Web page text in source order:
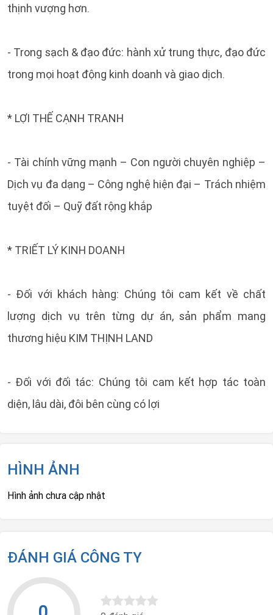
thịnh vượng hơn.
- Trong sạch & đạo đức: hành xử trung thực, đạo đức
trong mọi hoạt động kinh doanh và giao dịch.
* LỢI THẾ CẠNH TRANH
- Tài chính vững mạnh – Con người chuyên nghiệp –
Dịch vụ đa dạng – Công nghệ hiện đại – Trách nhiệm
tuyệt đối – Quỹ đất rộng khắp
* TRIẾT LÝ KINH DOANH
- Đối với khách hàng: Chúng tôi cam kết về chất
lượng dịch vụ trên từng dự án, sản phẩm mang
thương hiệu KIM THỊNH LAND
- Đối với đối tác: Chúng tôi cam kết hợp tác toàn
diện, lâu dài, đôi bên cùng có lợi
HÌNH ẢNH
Hình ảnh chưa cập nhật
ĐÁNH GIÁ CÔNG TY